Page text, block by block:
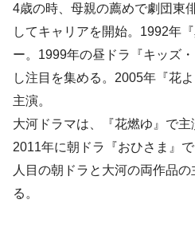
4歳の時、母親の薦めで劇団東
してキャリアを開始。1992年
ー。1999年の昼ドラ『キッズ
し注目を集める。2005年『花
主演。
大河ドラマは、『花燃ゆ』で主
2011年に朝ドラ『おひさま』
人目の朝ドラと大河の両作品
る。